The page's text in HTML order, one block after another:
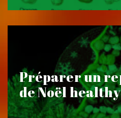
Préparer un
de Noël